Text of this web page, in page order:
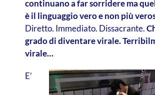
continuano a far sorridere ma
è il linguaggio vero e non più
Diretto. Immediato. Dissacrante.
grado di diventare virale.
virale…
E’